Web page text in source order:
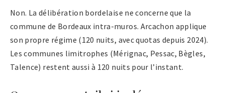
Non. La délibération bordelaise ne concerne que la
commune de Bordeaux intra-muros. Arcachon applique
son propre régime (120 nuits, avec quotas depuis 2024).
Les communes limitrophes (Mérignac, Pessac, Bègles,
Talence) restent aussi à 120 nuits pour l’instant.